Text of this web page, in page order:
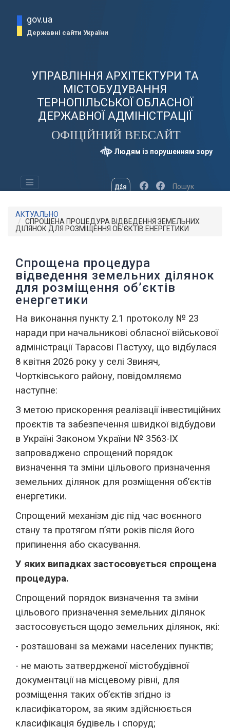
gov.ua
Державні сайти України
УПРАВЛІННЯ АРХІТЕКТУРИ ТА
МІСТОБУДУВАННЯ
ТЕРНОПІЛЬСЬКОЇ ОБЛАСНОЇ
ДЕРЖАВНОЇ АДМІНІСТРАЦІЇ
ОФІЦІЙНИЙ ВЕБСАЙТ
Людям із порушенням зору
АКТУАЛЬНО
СПРОЩЕНА ПРОЦЕДУРА ВІДВЕДЕННЯ ЗЕМЕЛЬНИХ
ДІЛЯНОК ДЛЯ РОЗМІЩЕННЯ ОБ’ЄКТІВ ЕНЕРГЕТИКИ
Спрощена процедура
відведення земельних ділянок
для розміщення об’єктів
енергетики
На виконання пункту 2.1 протоколу № 23
наради при начальникові обласної військової
адміністрації Тарасові Пастуху, що відбулася
8 квітня 2026 року у селі Звиняч,
Чортківського району, повідомляємо
наступне:
З метою прискорення реалізації інвестиційних
проєктів та забезпечення швидкої відбудови
в Україні Законом України № 3563-IX
запроваджено спрощений порядок
визначення та зміни цільового призначення
земельних ділянок для розміщення об’єктів
енергетики.
Спрощений механізм діє під час воєнного
стану та протягом п’яти років після його
припинення або скасування.
У яких випадках застосовується спрощена
процедура.
Спрощений порядок визначення та зміни
цільового призначення земельних ділянок
застосовується щодо земельних ділянок, які:
- розташовані за межами населених пунктів;
- не мають затвердженої містобудівної
документації на місцевому рівні, для
розміщення таких об’єктів згідно із
класифікатором, за яким здійснюється
класифікація будівель і споруд;